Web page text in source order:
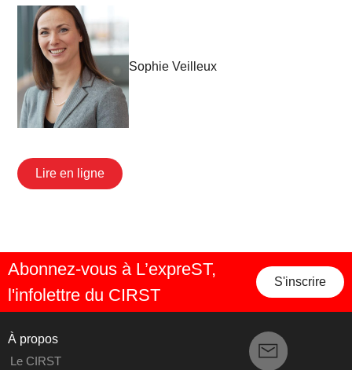
Sophie Veilleux
Lire en ligne
Abonnez-vous à L’expreST,
l'infolettre du CIRST
S'inscrire
À propos
Le CIRST